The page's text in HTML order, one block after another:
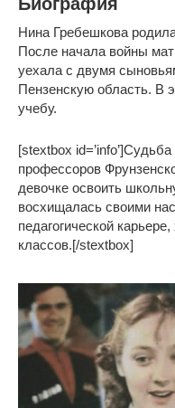
Биография
Нина Гребешкова
После начала войны
уехала с двумя
Пензенскую область. В
учебу.
[stextbox
профессоров
девочке освоить
восхищалась своими
педагогической
классов.[/stextbox]